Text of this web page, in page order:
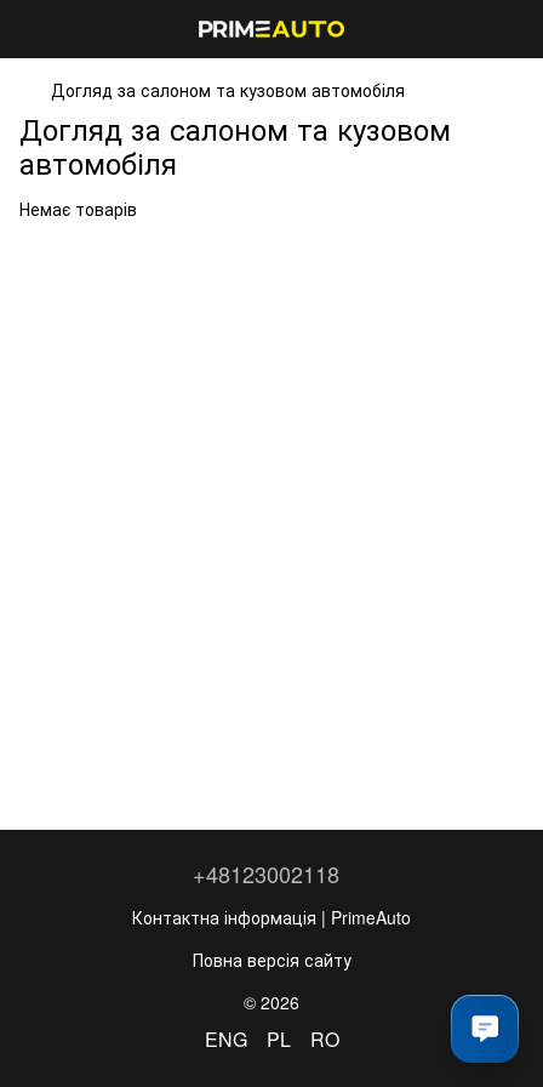
Догляд за салоном та кузовом автомобіля
Догляд за салоном та кузовом
автомобіля
Немає товарів
+48123002118
Контактна інформація | PrimeAuto
Повна версія сайту
© 2026
ENG PL RO